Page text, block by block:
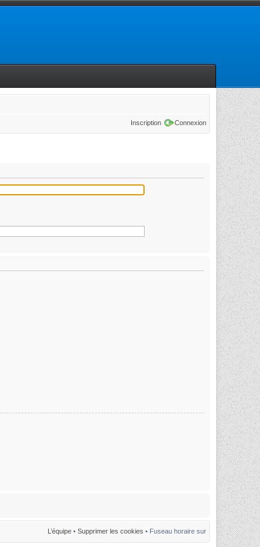
Inscription Connexion
L’équipe • Supprimer les cookies • Fuseau horaire sur